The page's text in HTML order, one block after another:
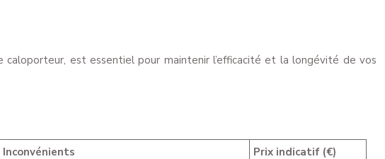
est essentiel pour maintenir l’efficacité et la longévité de vos
Inconvénients
Prix indicatif (€)